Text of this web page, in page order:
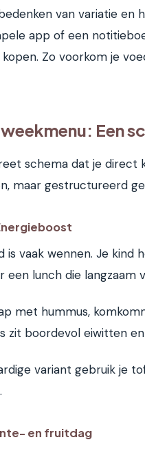
van variatie en
app of een
Zo voorkom je
Een
schema dat je direct
maar gestructureerd
is vaak wennen. Je
een lunch die langzaam
met hummus,
zit boordevol eiwitten
variant gebruik je
en fruitdag